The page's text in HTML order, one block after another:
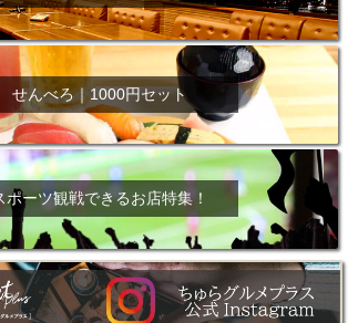
せんべろ｜1000円セット
ポーツ観戦できるお店特集！